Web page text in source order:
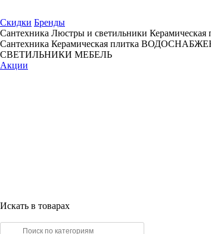
Скидки Бренды
Сантехника Люстры и светильники Керамическая
Сантехника Керамическая плитка
СВЕТИЛЬНИКИ МЕБЕЛЬ
Акции
Искать в товарах